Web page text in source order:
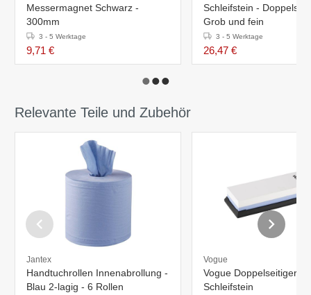
Messermagnet Schwarz -
300mm
3 - 5 Werktage
9,71 €
Schleifstein -
Grob und fein
3 - 5 Werktage
26,47 €
Relevante Teile und Zubehör
Jantex
Handtuchrollen Innenabrollung -
Blau 2-lagig - 6 Rollen
Vogue
Vogue Doppelseitiger
Schleifstein